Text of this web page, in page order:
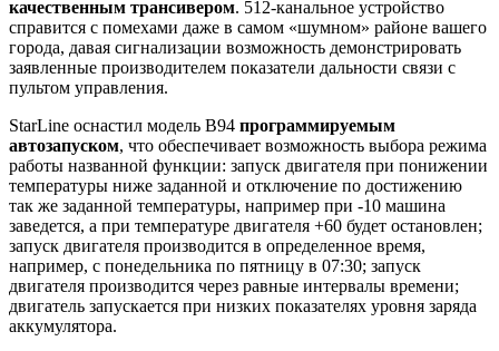
качественным трансивером. 512-канальное устройство
справится с помехами даже в самом «шумном» районе вашего
города, давая сигнализации возможность демонстрировать
заявленные производителем показатели дальности связи с
пультом управления.
StarLine оснастил модель B94 программируемым
автозапуском, что обеспечивает возможность выбора режима
работы названной функции: запуск двигателя при понижении
температуры ниже заданной и отключение по достижению
так же заданной температуры, например при -10 машина
заведется, а при температуре двигателя +60 будет остановлен;
запуск двигателя производится в определенное время,
например, с понедельника по пятницу в 07:30; запуск
двигателя производится через равные интервалы времени;
двигатель запускается при низких показателях уровня заряда
аккумулятора.